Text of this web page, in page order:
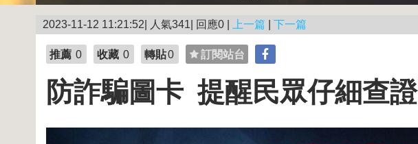
2023-11-12 11:21:52| 人氣341| 回應0 | 上一篇 下一篇
推薦 0 收藏 0 轉貼0 訂閱站台
防詐騙圖卡 提醒民眾仔細查證